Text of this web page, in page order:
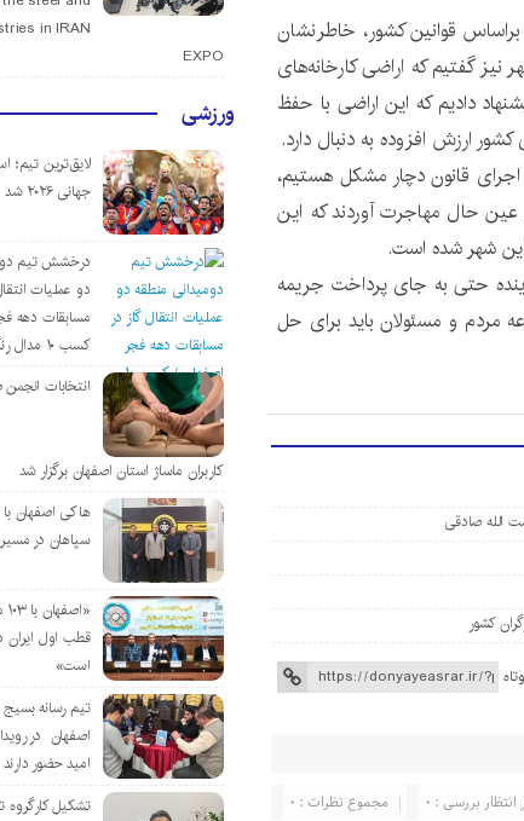
براساس قوانین کشور، خاطرنشان
گفتیم که اراضی کارخانه‌های
دادیم که این اراضی با حفظ
ارزش افزوده به دنبال دارد.
اجرای قانون دچار مشکل هستیم،
عین حال مهاجرت آوردند که این
شهر شده است.
حتی به جای پرداخت جریمه
مردم و مسئولان باید برای حل
الله صادقی
کشور
مجموع نظرات : 0 انتظار بررسی : 0
in IRAN
EXPO
ورزشی
لایق‌ترین تیم؛
جهانی ۲۰۲۶ شد
درخشش تیم
دو عملیات
مسابقات دهه
کسب ۱۰ مدال رنگارنگ
انتخابات
کاربران ماساژ استان اصفهان برگزار شد
هاکی اصفهان
سپاهان در
قطب اول ایران
است»
تیم رسانه
اصفهان در
امید حضور دارند
تشکیل